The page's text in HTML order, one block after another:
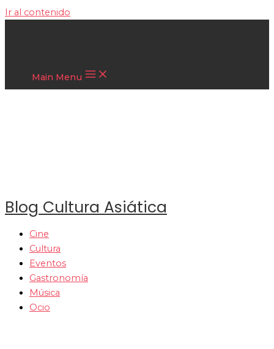
Ir al contenido
Main Menu
Blog Cultura Asiática
Cine
Cultura
Eventos
Gastronomía
Música
Ocio